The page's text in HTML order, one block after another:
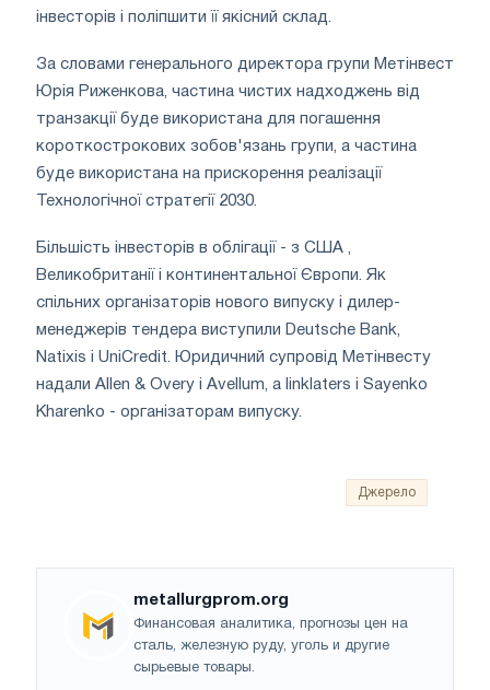
інвесторів і поліпшити її якісний склад.
За словами генерального директора групи Метінвест
Юрія Риженкова, частина чистих надходжень від
транзакції буде використана для погашення
короткострокових зобов'язань групи, а частина
буде використана на прискорення реалізації
Технологічної стратегії 2030.
Більшість інвесторів в облігації - з США ,
Великобританії і континентальної Європи. Як
спільних організаторів нового випуску і дилер-
менеджерів тендера виступили Deutsche Bank,
Natixis і UniCredit. Юридичний супровід Метінвесту
надали Allen & Overy і Avellum, а linklaters і Sayenko
Kharenko - організаторам випуску.
Джерело
metallurgprom.org
Финансовая аналитика, прогнозы цен на
сталь, железную руду, уголь и другие
сырьевые товары.